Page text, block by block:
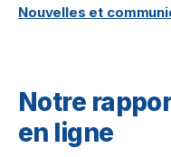
Nouvelles et
Notre
en ligne